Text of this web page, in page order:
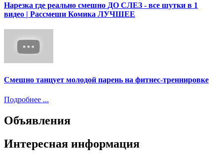
Нарезка где реально смешно ДО СЛЕЗ - все шутки в 1
видео | Рассмеши Комика ЛУЧШЕЕ
Смешно танцует молодой парень на фитнес-треннировке
Подробнее ...
Объявления
Интересная информация